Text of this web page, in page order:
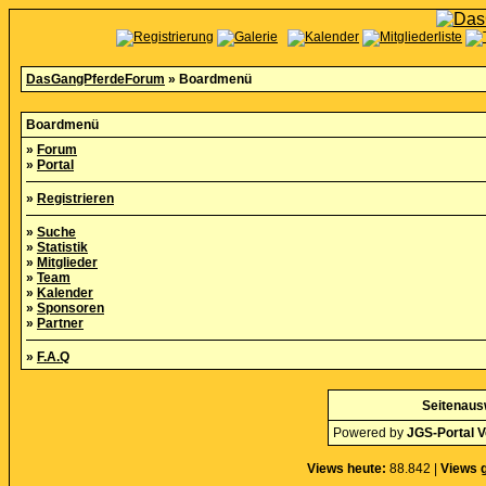
DasGangPferdeForum » Boardmenü
Boardmenü
» Forum
» Portal
» Registrieren
» Suche
» Statistik
» Mitglieder
» Team
» Kalender
» Sponsoren
» Partner
» F.A.Q
Powered by JGS-Portal
Views heute: 88.842 | Views